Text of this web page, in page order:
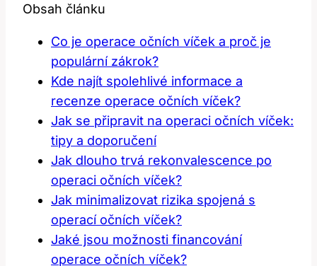
Obsah článku
Co je operace očních víček a proč je
populární zákrok?
Kde najít spolehlivé informace a
recenze operace očních víček?
Jak se připravit na operaci očních víček:
tipy a doporučení
Jak dlouho trvá rekonvalescence po
operaci očních víček?
Jak minimalizovat rizika spojená s
operací očních víček?
Jaké jsou možnosti financování
operace očních víček?